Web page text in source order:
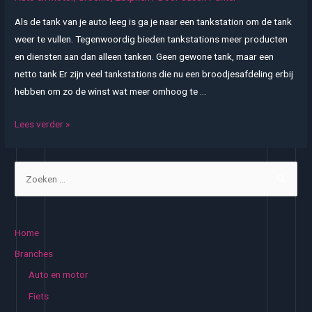
Als de tank van je auto leeg is ga je naar een tankstation om de tank
weer te vullen. Tegenwoordig bieden tankstations meer producten
en diensten aan dan alleen tanken. Geen gewone tank, maar een
netto tank Er zijn veel tankstations die nu een broodjesafdeling erbij
hebben om zo de winst wat meer omhoog te …
Meer
tanken
Lees verder »
Home
Branches
Auto en motor
Fiets